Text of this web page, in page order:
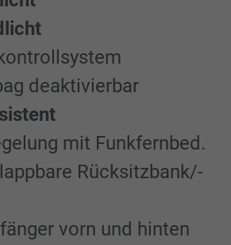
deaktivierbar
mit Funkfernbed.
Rücksitzbank/-
vorn und hinten